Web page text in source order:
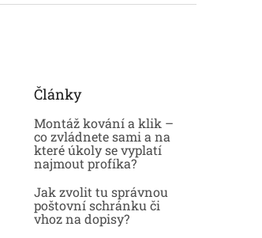
Články
Montáž kování a klik –
co zvládnete sami a na
které úkoly se vyplatí
najmout profíka?
Jak zvolit tu správnou
poštovní schránku či
vhoz na dopisy?